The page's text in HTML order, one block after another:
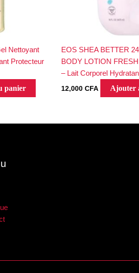
Nettoyant
Protecteur
panier
EOS SHEA BETTER
BODY LOTION
– Lait Corporel
12,000 CFA Ajouter